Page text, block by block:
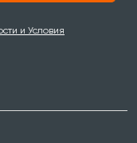
и Условия